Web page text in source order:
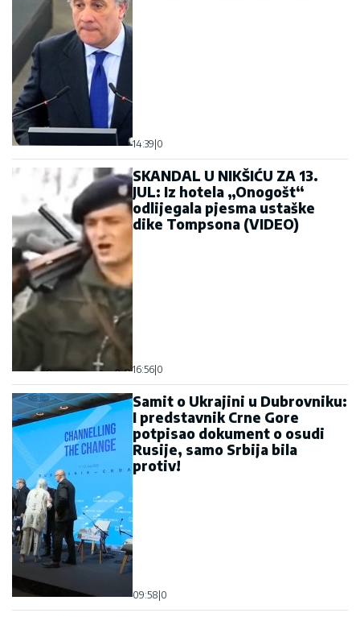
14:39 0
SKANDAL U NIKŠIĆU ZA 13.
JUL: Iz hotela „Onogošt“
odlijegala pjesma ustaške
dike Tompsona (VIDEO)
16:56 0
Samit o Ukrajini u Dubrovniku:
I predstavnik Crne Gore
potpisao dokument o osudi
Rusije, samo Srbija bila
protiv!
09:58 0